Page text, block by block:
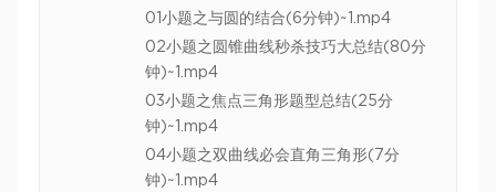
01小题之与圆的结合(6分钟)~1.mp4
02小题之圆锥曲线秒杀技巧大总结(80分
钟)~1.mp4
03小题之焦点三角形题型总结(25分
钟)~1.mp4
04小题之双曲线必会直角三角形(7分
钟)~1.mp4